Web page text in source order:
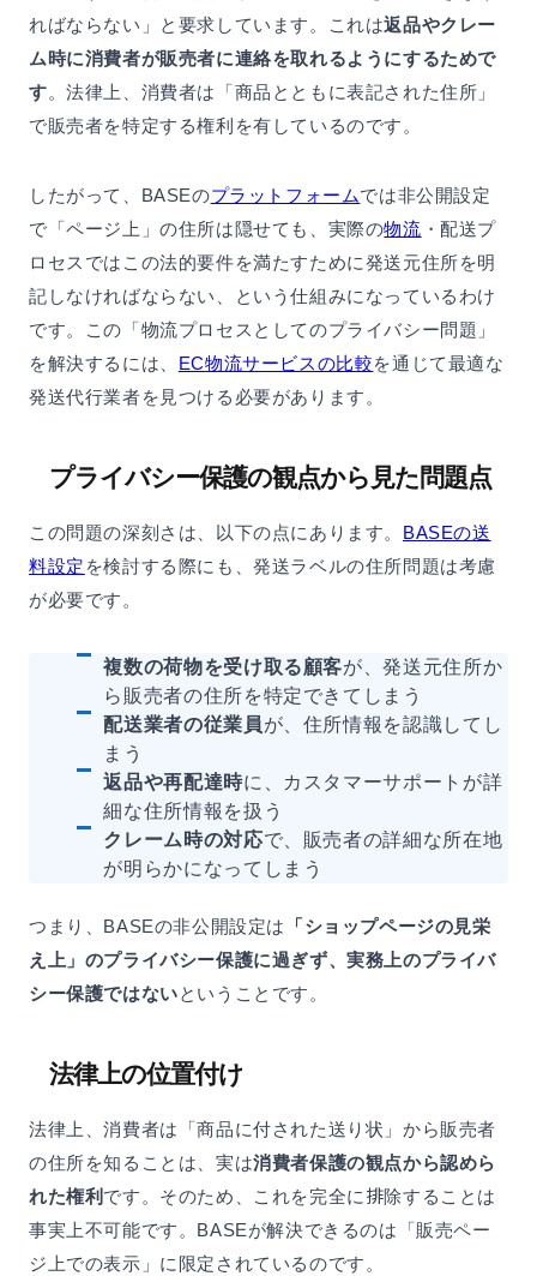
ればならない」と要求しています。これは返品やクレー
ム時に消費者が販売者に連絡を取れるようにするためで
す。法律上、消費者は「商品とともに表記された住所」
で販売者を特定する権利を有しているのです。
したがって、BASEのプラットフォームでは非公開設定
で「ページ上」の住所は隠せても、実際の物流 ・配送プ
ロセスではこの法的要件を満たすために発送元住所を明
記しなければならない、という仕組みになっているわけ
です。この「物流プロセスとしてのプライバシー問題」
を解決するには、 EC物流サービスの比較を通じて最適な
発送代行業者を見つける必要があります。
プライバシー保護の観点から見た問題点
この問題の深刻さは、以下の点にあります。 BASEの送
料設定 を検討する際にも、発送ラベルの住所問題は考慮
が必要です。
複数の荷物を受け取る顧客が、発送元住所か
ら販売者の住所を特定できてしまう
配送業者の従業員が、住所情報を認識してし
まう
返品や再配達時に、カスタマーサポートが詳
細な住所情報を扱う
クレーム時の対応で、販売者の詳細な所在地
が明らかになってしまう
つまり、BASEの非公開設定は
「ショップページの見栄
え上」のプライバシー保護に過ぎず、実務上のプライバ
シー保護ではないということです。
法律上の位置付け
法律上、消費者は「商品に付された送り状」から販売者
の住所を知ることは、実は消費者保護の観点から認めら
れた権利 です。そのため、これを完全に排除することは
事実上不可能です。BASEが解決できるのは「販売ペー
ジ上での表示」に限定されているのです。